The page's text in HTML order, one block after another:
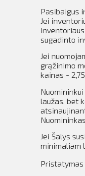
Pasibaigus
Jei
sugadinto
Jei
grąžinimo
kainas -
laužas, bet
Jei Šalys
minimaliam
Pristatymas